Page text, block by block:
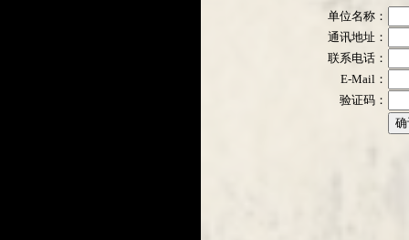
单位名称：
通讯地址：
联系电话：
E-Mail：
验证码：